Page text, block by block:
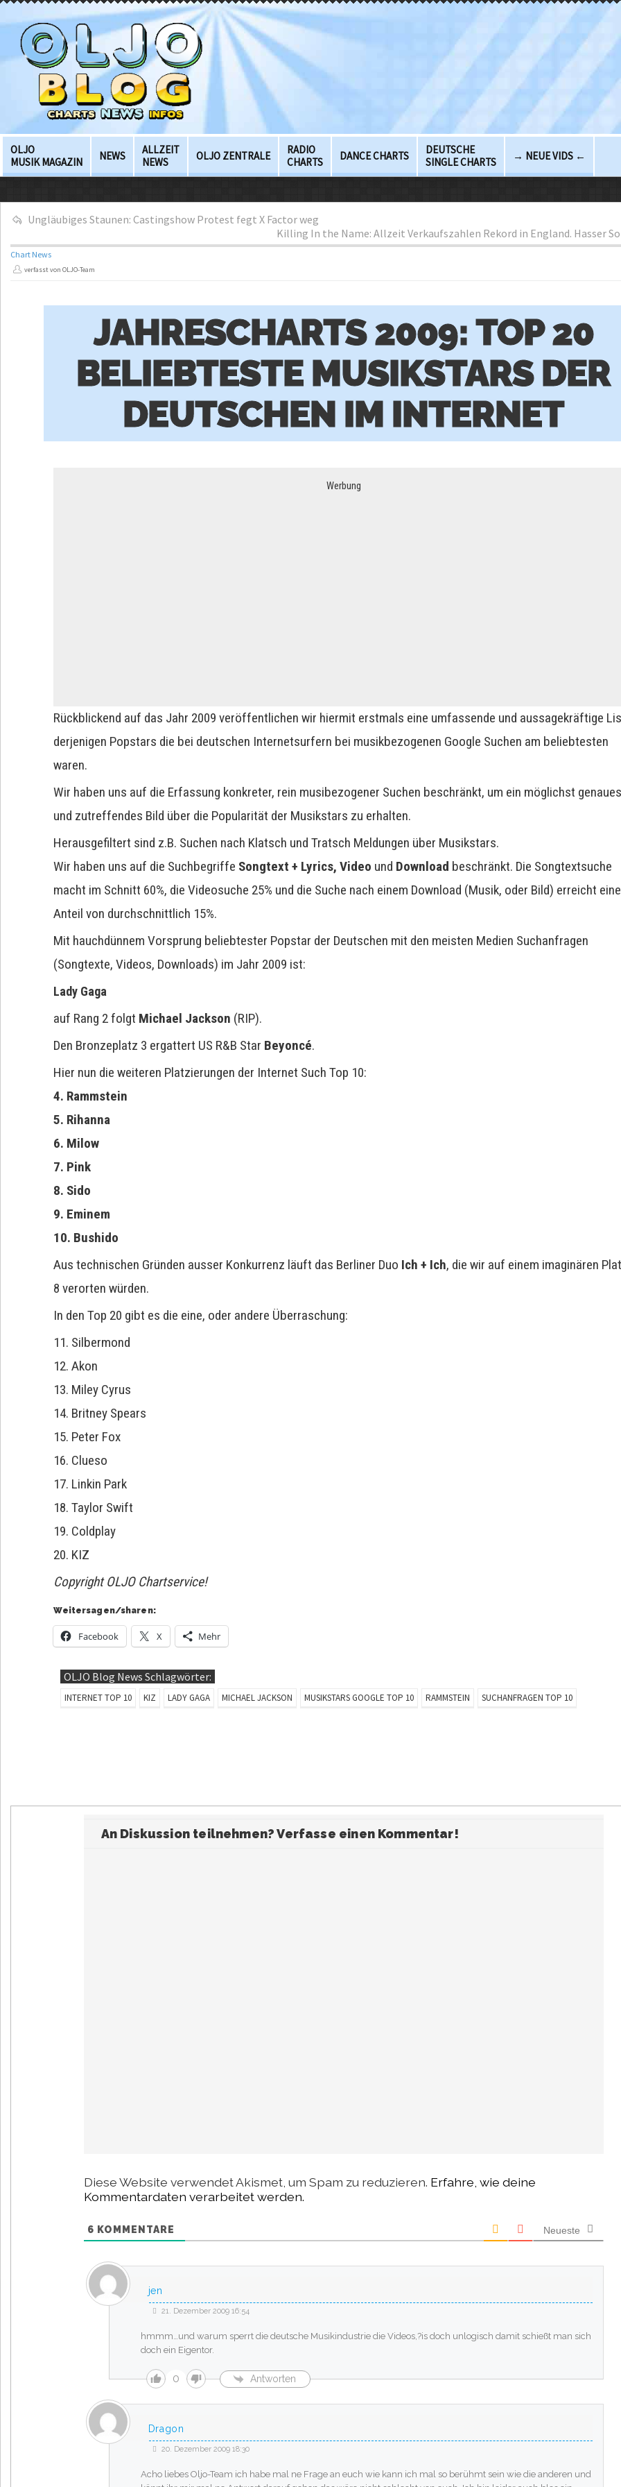
OLJO
MUSIK MAGAZIN
NEWS
ALLZEIT
NEWS
OLJO ZENTRALE
RADIO
CHARTS
DANCE CHARTS
DEUTSCHE
SINGLE CHARTS
→ NEUE VIDS ←
Ungläubiges Staunen: Castingshow Protest fegt X Factor weg
Killing In the Name: Allzeit Verkaufszahlen Rekord in England. Hasser
Chart News
verfasst von OLJO-Team
JAHRESCHARTS 2009: TOP 20
BELIEBTESTE MUSIKSTARS DER
DEUTSCHEN IM INTERNET
Werbung
Rückblickend auf das Jahr 2009 veröffentlichen wir hiermit erstmals eine umfassende und aussagekräftige
derjenigen Popstars die bei deutschen Internetsurfern bei musikbezogenen Google Suchen am beliebtesten
waren.
Wir haben uns auf die Erfassung konkreter, rein musibezogener Suchen beschränkt, um ein möglichst
und zutreffendes Bild über die Popularität der Musikstars zu erhalten.
Herausgefiltert sind z.B. Suchen nach Klatsch und Tratsch Meldungen über Musikstars.
Wir haben uns auf die Suchbegriffe Songtext + Lyrics, Video und Download beschränkt. Die Songtextsuche
macht im Schnitt 60%, die Videosuche 25% und die Suche nach einem Download (Musik, oder Bild) erreicht
Anteil von durchschnittlich 15%.
Mit hauchdünnem Vorsprung beliebtester Popstar der Deutschen mit den meisten Medien Suchanfragen
(Songtexte, Videos, Downloads) im Jahr 2009 ist:
Lady Gaga
auf Rang 2 folgt Michael Jackson (RIP).
Den Bronzeplatz 3 ergattert US R&B Star Beyoncé.
Hier nun die weiteren Platzierungen der Internet Such Top 10:
4. Rammstein
5. Rihanna
6. Milow
7. Pink
8. Sido
9. Eminem
10. Bushido
Aus technischen Gründen ausser Konkurrenz läuft das Berliner Duo Ich + Ich, die wir auf einem imaginären
8 verorten würden.
In den Top 20 gibt es die eine, oder andere Überraschung:
11. Silbermond
12. Akon
13. Miley Cyrus
14. Britney Spears
15. Peter Fox
16. Clueso
17. Linkin Park
18. Taylor Swift
19. Coldplay
20. KIZ
Copyright OLJO Chartservice!
Weitersagen/sharen:
Facebook X Mehr
OLJO Blog News Schlagwörter:
INTERNET TOP 10 KIZ LADY GAGA MICHAEL JACKSON MUSIKSTARS GOOGLE TOP 10 RAMMSTEIN SUCHANFRAGEN TOP 10
An Diskussion teilnehmen? Verfasse einen Kommentar!
Diese Website verwendet Akismet, um Spam zu reduzieren. Erfahre, wie deine
Kommentardaten verarbeitet werden.
6 KOMMENTARE Neueste
jen
21. Dezember 2009 16:54
hmmm…und warum sperrt die deutsche Musikindustrie die Videos,?is doch unlogisch damit schießt man sich
doch ein Eigentor.
0 Antworten
Dragon
20. Dezember 2009 18:30
Acho liebes Oljo-Team ich habe mal ne Frage an euch wie kann ich mal so berühmt sein wie die anderen und